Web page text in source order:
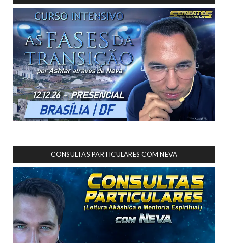
CONSULTAS PARTICULARES COM NEVA